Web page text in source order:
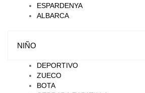
ESPARDENYA
ALBARCA
NIÑO
DEPORTIVO
ZUECO
BOTA